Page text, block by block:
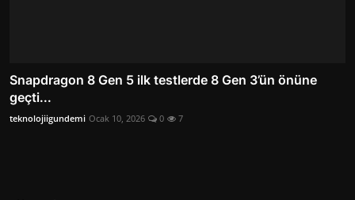
Snapdragon 8 Gen 5 ilk testlerde 8 Gen 3’ün önüne
geçti...
teknolojiigundemi Ocak 10, 2026 0 7